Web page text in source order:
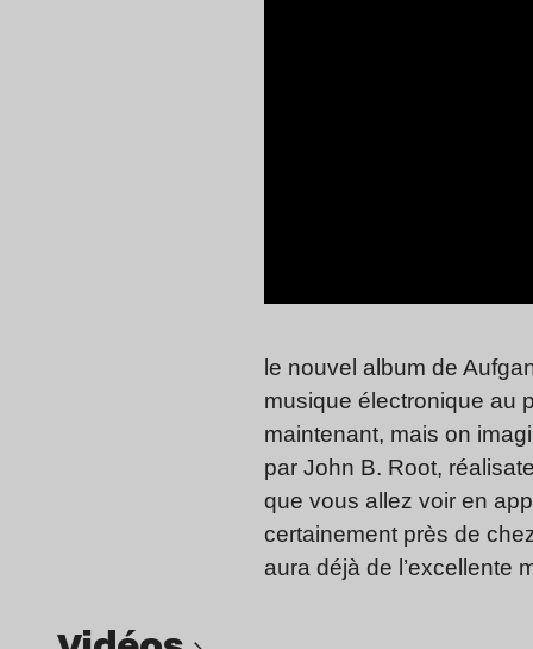
le nouvel album de
musique électronique au
maintenant, mais on
par John B. Root,
que vous allez voir en
certainement près de
aura déjà de l’excellente